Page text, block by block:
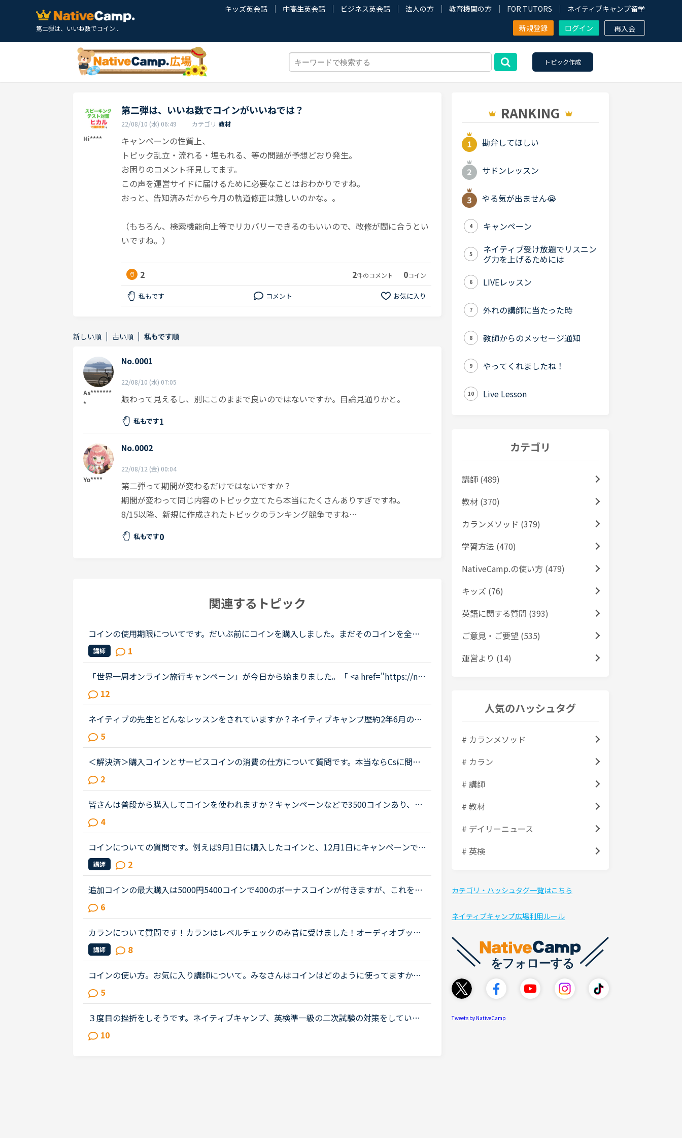
第二弾は、いいね数でコイン...
キッズ英会話 中高生英会話 ビジネス英会話 法人の方 教育機関の方 FOR TUTORS
ネイティブキャンプ留学
新規登録
ログイン 再入会
トピック作成
Hi****
第二弾は、いいね数でコインがいいねでは？
22/08/10 (水) 06:49 カテゴリ 教材
キャンペーンの性質上、
トピック乱立・流れる・埋もれる、等の問題が予想どおり発生。
お困りのコメント拝見してます。
この声を運営サイドに届けるために必要なことはおわかりですね。
おっと、告知済みだから今月の軌道修正は難しいのかな。。
（もちろん、検索機能向上等でリカバリーできるのもいいので、改修が間に合うとい
いですね。）
2 2件のコメント 0コイン
私もです コメント お気に入り
新しい順 古い順 私もです順
As*******
*
No.0001
22/08/10 (水) 07:05
賑わって見えるし、別にこのままで良いのではないですか。目論見通りかと。
私もです1
Yo****
No.0002
22/08/12 (金) 00:04
第二弾って期間が変わるだけではないですか？
期間が変わって同じ内容のトピック立てたら本当にたくさんありすぎですね。
8/15以降、新規に作成されたトピックのランキング競争ですね…
私もです0
関連するトピック
コインの使用期限についてです。だいぶ前にコインを購入しました。まだそのコインを全然
使えていないと思うのですが講師や自分自身からの予約キャンセルやキャンペーンでコイン
を購入した後に頂きました。なるべ...
講師 1
「世界一周オンライン旅行キャンペーン」が今日から始まりました。「 <a href="https://nat
ivecamp.net/campaign/world_trip_online" target="_blank">https://nativecamp.net/cam
paign/world_trip_online</a> 」20か国の先生をすべて受講して、500コインがいただけるよ
うです。(500円分のコイン即ち2...
12
ネイティブの先生とどんなレッスンをされていますか？ネイティブキャンプ歴約2年6月のス
ピーキングテストレベル8、5月は5でした。カラン中断期はスピーキング・トピックトーク
などをお気に入り先生(100コイン)で...
5
＜解決済＞購入コインとサービスコインの消費の仕方について質問です。本当ならCsに問い
合わせるべきなのですが今は忙しいらしく回答が中々来ないのでこちらに書きます。購入コ
インの有効期限は1月中旬頃。サービ...
2
皆さんは普段から購入してコインを使われますか？キャンペーンなどで3500コインあり、期
限があることを知り、できるだけ毎日１つコインを使い消費し続けました。ただ、お気に入
りの先生でも、必ず新しい学びを感...
4
コインについての質問です。例えば9月1日に購入したコインと、12月1日にキャンペーンで取
得したコインが両方余っているとします。その場合、どちらが優先的に消費されますか？キ
ャンペーンのコインは有効期間が60...
講師 2
追加コインの最大購入は5000円5400コインで400のボーナスコインが付きますが、これをNC
さんに頑張っていただき、ボーナスコインを奮発していただいて10000円、30000円、50000
円の購入枠を作っていただけるとあり...
6
カランについて質問です！カランはレベルチェックのみ昔に受けました！オーディオブック
をダウンロードしてシャドーイングで自己学習しています。実際のレッスンも受けてみよう
と思うのですか、おおまか流れを教...
講師 8
コインの使い方。お気に入り講師について。みなさんはコインはどのように使ってますか？
私はカランをしてるので、コインはその授業に当ててます。それ以外は使ってませんがカラ
ンしてるとお金がすごくかかってし...
5
３度目の挫折をしそうです。ネイティブキャンプ、英検準一級の二次試験の対策をしていた
ころは、フリートークを使って、ネイティブキャンプに大変お世話になりました。でも、そ
の後、どうしても授業を受けるのを...
10
RANKING
勘弁してほしい
サドンレッスン
やる気が出ません😭
4 キャンペーン
5
ネイティブ受け放題でリスニン
グ力を上げるためには
6 LIVEレッスン
7 外れの講師に当たった時
8 教師からのメッセージ通知
9 やってくれましたね！
10 Live Lesson
カテゴリ
講師 (489)
教材 (370)
カランメソッド (379)
学習方法 (470)
NativeCamp.の使い方 (479)
キッズ (76)
英語に関する質問 (393)
ご意見・ご要望 (535)
運営より (14)
人気のハッシュタグ
# カランメソッド
# カラン
# 講師
# 教材
# デイリーニュース
# 英検
カテゴリ・ハッシュタグ一覧はこちら
ネイティブキャンプ広場利用ルール
Tweets by NativeCamp